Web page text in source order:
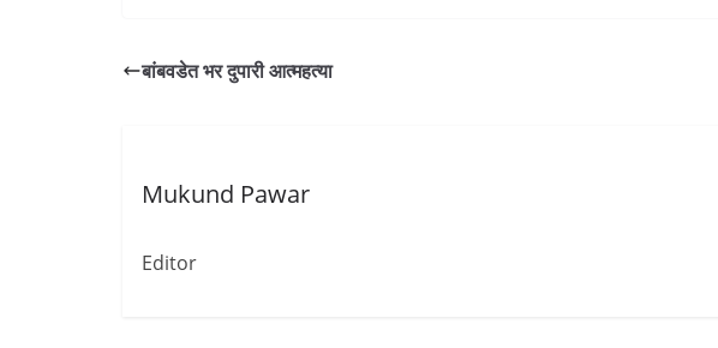
बांबवडेत भर दुपारी आत्महत्या
Mukund Pawar
Editor